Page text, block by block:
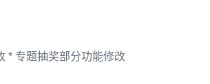
* 专题抽奖部分功能修改